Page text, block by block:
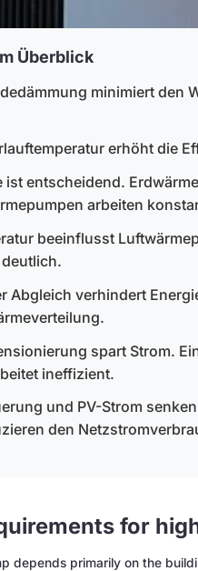
Überblick
minimiert den
erhöht die
ist entscheidend.
arbeiten
beeinflusst
Abgleich verhindert
spart Strom.
ineffizient.
und PV-Strom
den
for
depends primarily on the